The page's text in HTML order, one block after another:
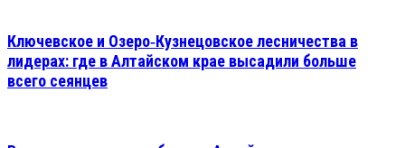
Ключевское и Озеро‑Кузнецовское лесничества в
лидерах: где в Алтайском крае высадили больше
всего сеянцев